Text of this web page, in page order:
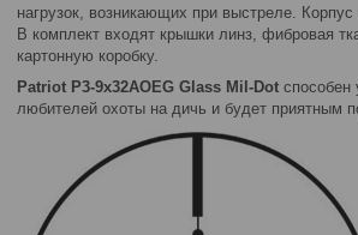
нагрузок, возникающих при выстреле.
В комплект входят крышки линз, фибровая
картонную коробку.
Patriot P3-9x32AOEG Glass Mil-Dot способен
любителей охоты на дичь и будет приятным